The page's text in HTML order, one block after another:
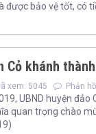
được bảo vệ tốt, có
Cỏ khánh
xem: 5045 Phản
UBND huyện
quan trọng chào